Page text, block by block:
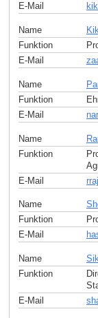
E-Mail
Name
Funktion
E-Mail
Name
Funktion
E-Mail
Name
Funktion
E-Mail
Name
Funktion
E-Mail
Name
Funktion
E-Mail